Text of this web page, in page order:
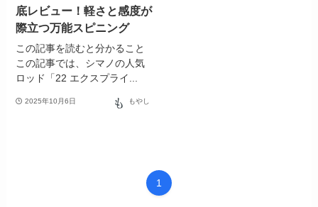
底レビュー！軽さと感度が
際立つ万能スピニング
この記事を読むと分かること
この記事では、シマノの人気
ロッド「22 エクスプライ...
2025年10月6日 もやし
1